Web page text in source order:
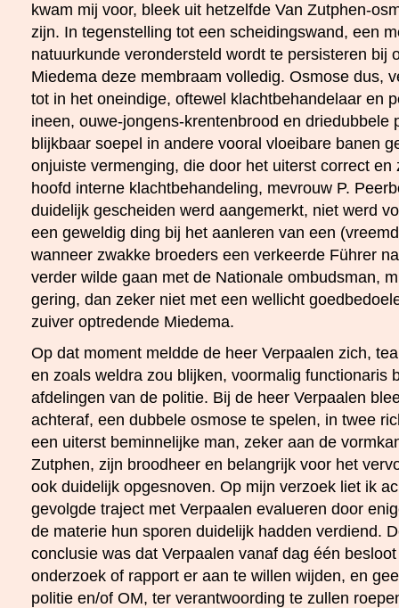
kwam mij voor, bleek uit hetzelfde Van Zutphen-
zijn. In tegenstelling tot een scheidingswand, een
natuurkunde verondersteld wordt te persisteren bij
Miedema deze membraam volledig. Osmose dus,
tot in het oneindige, oftewel klachtbehandelaar en
ineen, ouwe-jongens-krentenbrood en driedubbele
blijkbaar soepel in andere vooral vloeibare banen
onjuiste vermenging, die door het uiterst correct en
hoofd interne klachtbehandeling, mevrouw P.
duidelijk gescheiden werd aangemerkt, niet werd
een geweldig ding bij het aanleren van een
wanneer zwakke broeders een verkeerde Führer
verder wilde gaan met de Nationale ombudsman,
gering, dan zeker niet met een wellicht
zuiver optredende Miedema.
Op dat moment meldde de heer Verpaalen zich,
en zoals weldra zou blijken, voormalig functionaris
afdelingen van de politie. Bij de heer Verpaalen
achteraf, een dubbele osmose te spelen, in twee
een uiterst beminnelijke man, zeker aan de
Zutphen, zijn broodheer en belangrijk voor het
ook duidelijk opgesnoven. Op mijn verzoek liet ik
gevolgde traject met Verpaalen evalueren door
de materie hun sporen duidelijk hadden verdiend.
conclusie was dat Verpaalen vanaf dag één
onderzoek of rapport er aan te willen wijden, en
politie en/of OM, ter verantwoording te zullen